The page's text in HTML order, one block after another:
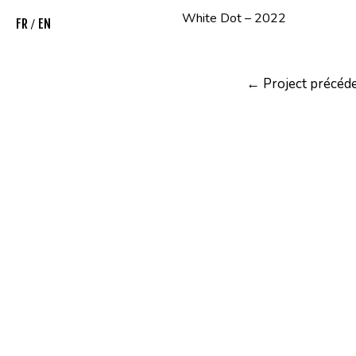
FR / EN White Dot – 2022
Navigation
← Project